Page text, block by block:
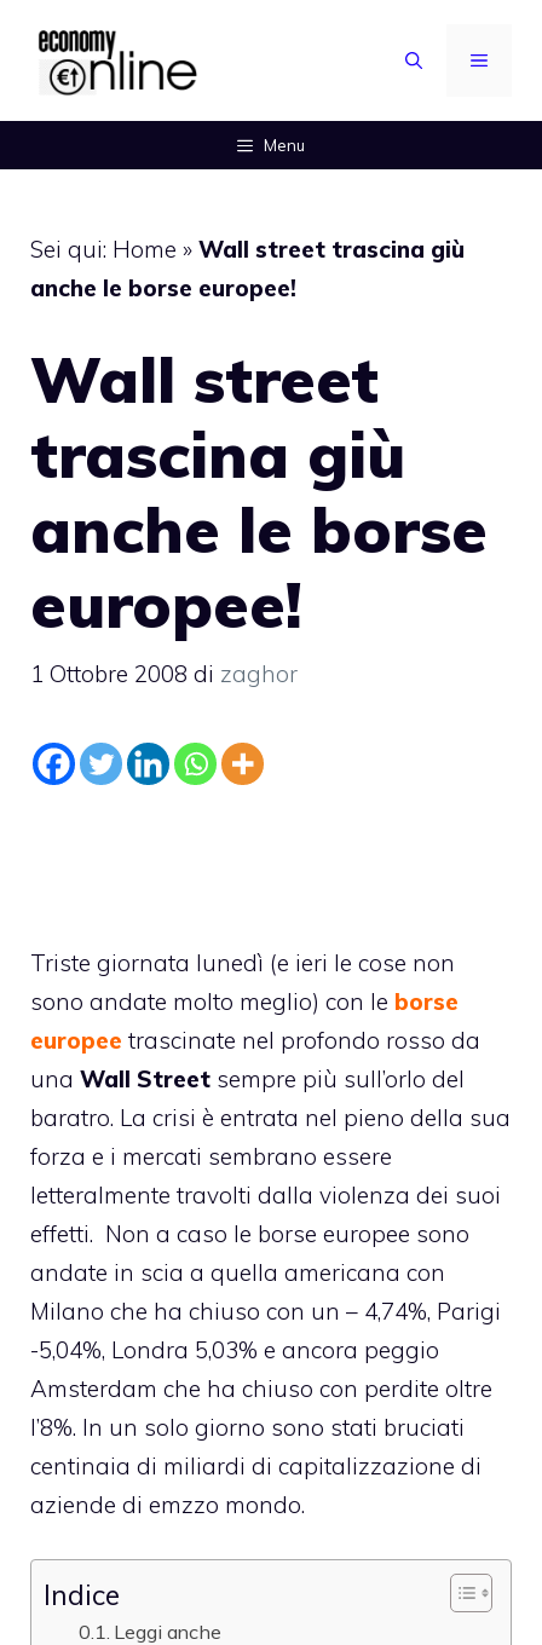
contenuto
MENU
Menu
Sei qui: Home » Wall street trascina giù
anche le borse europee!
Wall street
trascina giù
anche le borse
europee!
1 Ottobre 2008 di zaghor
Triste giornata lunedì (e ieri le cose non
sono andate molto meglio) con le borse
europee trascinate nel profondo rosso da
una Wall Street sempre più sull’orlo del
baratro. La crisi è entrata nel pieno della sua
forza e i mercati sembrano essere
letteralmente travolti dalla violenza dei suoi
effetti. Non a caso le borse europee sono
andate in scia a quella americana con
Milano che ha chiuso con un – 4,74%, Parigi
-5,04%, Londra 5,03% e ancora peggio
Amsterdam che ha chiuso con perdite oltre
l’8%. In un solo giorno sono stati bruciati
centinaia di miliardi di capitalizzazione di
aziende di emzzo mondo.
Indice
Leggi anche